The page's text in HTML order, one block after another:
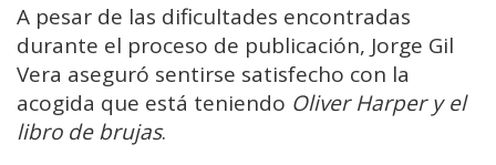
A pesar de las dificultades encontradas
durante el proceso de publicación, Jorge Gil
Vera aseguró sentirse satisfecho con la
acogida que está teniendo Oliver Harper y el
libro de brujas.